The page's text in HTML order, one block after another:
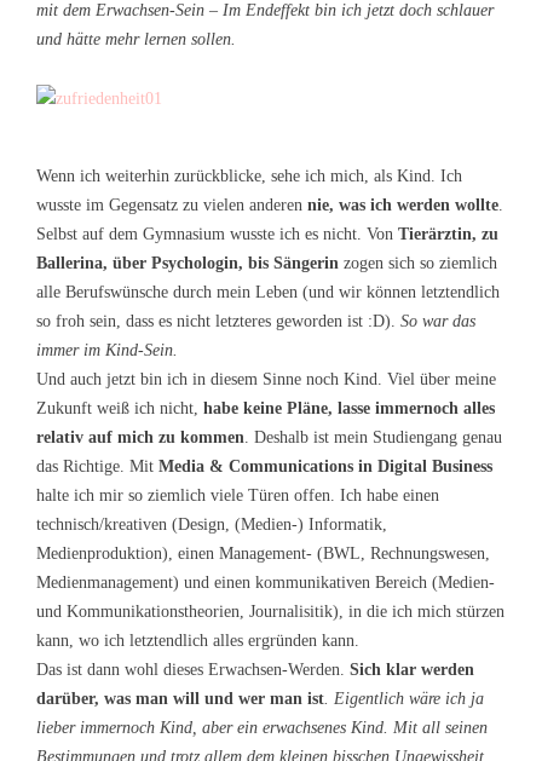
mit dem Erwachsen-Sein – Im Endeffekt bin ich jetzt doch schlauer
und hätte mehr lernen sollen.
Wenn ich weiterhin zurückblicke, sehe ich mich, als Kind. Ich
wusste im Gegensatz zu vielen anderen nie, was ich werden wollte.
Selbst auf dem Gymnasium wusste ich es nicht. Von Tierärztin, zu
Ballerina, über Psychologin, bis Sängerin zogen sich so ziemlich
alle Berufswünsche durch mein Leben (und wir können letztendlich
so froh sein, dass es nicht letzteres geworden ist :D). So war das
immer im Kind-Sein.
Und auch jetzt bin ich in diesem Sinne noch Kind. Viel über meine
Zukunft weiß ich nicht, habe keine Pläne, lasse immernoch alles
relativ auf mich zu kommen. Deshalb ist mein Studiengang genau
das Richtige. Mit Media & Communications in Digital Business
halte ich mir so ziemlich viele Türen offen. Ich habe einen
technisch/kreativen (Design, (Medien-) Informatik,
Medienproduktion), einen Management- (BWL, Rechnungswesen,
Medienmanagement) und einen kommunikativen Bereich (Medien-
und Kommunikationstheorien, Journalisitik), in die ich mich stürzen
kann, wo ich letztendlich alles ergründen kann.
Das ist dann wohl dieses Erwachsen-Werden. Sich klar werden
darüber, was man will und wer man ist. Eigentlich wäre ich ja
lieber immernoch Kind, aber ein erwachsenes Kind. Mit all seinen
Bestimmungen und trotz allem dem kleinen bisschen Ungewissheit